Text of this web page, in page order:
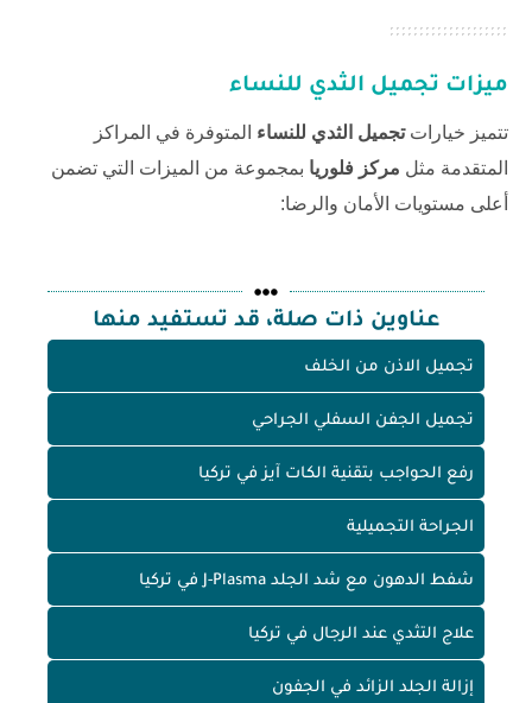
ميزات تجميل الثدي للنساء
تتميز خياراتتجميل الثدي للنساء المتوفرة في المراكز
المتقدمة مثل مركز فلوريا بمجموعة من الميزات التي تضمن
أعلى مستويات الأمان والرضا:
عناوين ذات صلة، قد تستفيد منها
تجميل الاذن من الخلف
تجميل الجفن السفلي الجراحي
رفع الحواجب بتقنية الكات آيز في تركيا
الجراحة التجميلية
شفط الدهون مع شد الجلد J-Plasma في تركيا
علاج التثدي عند الرجال في تركيا
إزالة الجلد الزائد في الجفون